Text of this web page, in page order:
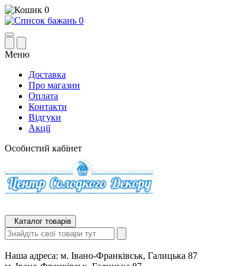
0
0
Меню
Доставка
Про магазин
Оплата
Контакти
Відгуки
Акції
Особистий кабінет
Каталог товарів
Наша адреса: м. Івано-Франківськ, Галицька 87